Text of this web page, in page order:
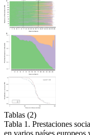
Tablas (2)
Tabla 1. Prestaciones